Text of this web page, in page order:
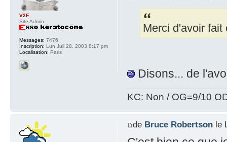
Merci d'avoir fait
Disons... de
KC: Non / OG=9/10
V2F
Site Admin
Messages: 7476
Inscription: Lun Juil 28, 2003 8:17 pm
Localisation: Paris
de Bruce Robertsonle